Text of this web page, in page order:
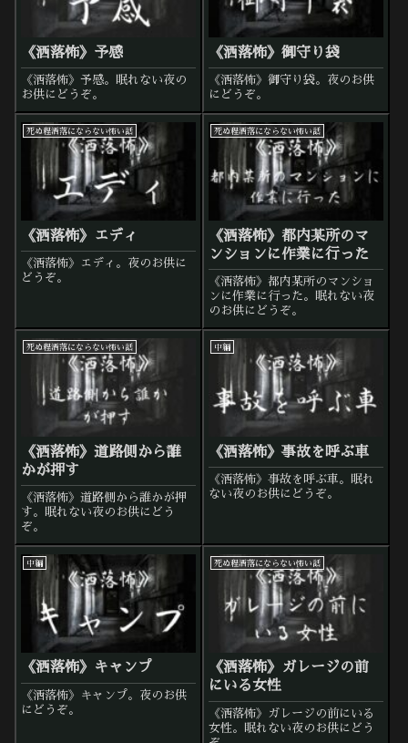
《洒落怖》予感
《洒落怖》予感。眠れない夜の
お供にどうぞ。
《洒落怖》御守り袋
《洒落怖》御守り袋。夜のお供
にどうぞ。
死ぬ程洒落にならない怖い話
《洒落怖》エディ
《洒落怖》エディ。夜のお供に
どうぞ。
死ぬ程洒落にならない怖い話
《洒落怖》都内某所のマ
ンションに作業に行った
《洒落怖》都内某所のマンショ
ンに作業に行った。眠れない夜
のお供にどうぞ。
死ぬ程洒落にならない怖い話
《洒落怖》道路側から誰
かが押す
《洒落怖》道路側から誰かが押
す。眠れない夜のお供にどう
ぞ。
中編
《洒落怖》事故を呼ぶ車
《洒落怖》事故を呼ぶ車。眠れ
ない夜のお供にどうぞ。
中編
《洒落怖》キャンプ
《洒落怖》キャンプ。夜のお供
にどうぞ。
死ぬ程洒落にならない怖い話
《洒落怖》ガレージの前
にいる女性
《洒落怖》ガレージの前にいる
女性。眠れない夜のお供にどう